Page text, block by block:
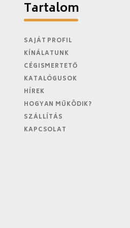
Tartalom
SAJÁT PROFIL
KÍNÁLATUNK
CÉGISMERTETŐ
KATALÓGUSOK
HÍREK
HOGYAN MŰKÖDIK?
SZÁLLÍTÁS
KAPCSOLAT